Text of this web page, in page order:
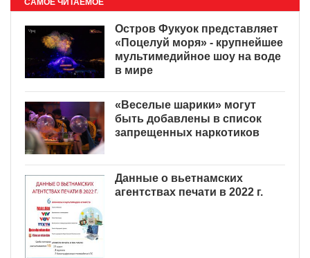
САМОЕ ЧИТАЕМОЕ
Остров Фукуок представляет
«Поцелуй моря» - крупнейшее
мультимедийное шоу на воде
в мире
«Веселые шарики» могут
быть добавлены в список
запрещенных наркотиков
Данные о вьетнамских
агентствах печати в 2022 г.